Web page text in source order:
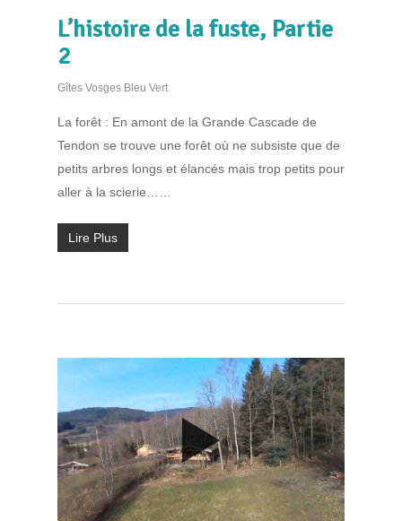
L’histoire de la fuste, Partie
2
Gîtes Vosges Bleu Vert
La forêt : En amont de la Grande Cascade de
Tendon se trouve une forêt où ne subsiste que de
petits arbres longs et élancés mais trop petits pour
aller à la scierie……
Lire Plus